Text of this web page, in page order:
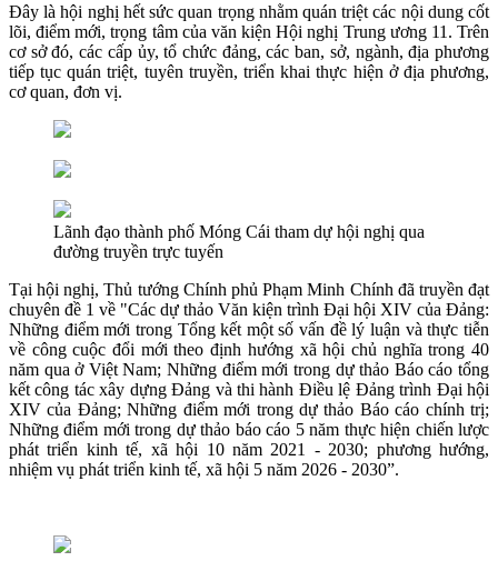
Đây là hội nghị hết sức quan trọng nhằm quán triệt các nội dung cốt
lõi, điểm mới, trọng tâm của văn kiện Hội nghị Trung ương 11. Trên
cơ sở đó, các cấp ủy, tổ chức đảng, các ban, sở, ngành, địa phương
tiếp tục quán triệt, tuyên truyền, triển khai thực hiện ở địa phương,
cơ quan, đơn vị.
Lãnh đạo thành phố Móng Cái tham dự hội nghị qua
đường truyền trực tuyến
Tại hội nghị, Thủ tướng Chính phủ Phạm Minh Chính đã truyền đạt
chuyên đề 1 về "Các dự thảo Văn kiện trình Đại hội XIV của Đảng:
Những điểm mới trong Tổng kết một số vấn đề lý luận và thực tiễn
về công cuộc đổi mới theo định hướng xã hội chủ nghĩa trong 40
năm qua ở Việt Nam; Những điểm mới trong dự thảo Báo cáo tổng
kết công tác xây dựng Đảng và thi hành Điều lệ Đảng trình Đại hội
XIV của Đảng; Những điểm mới trong dự thảo Báo cáo chính trị;
Những điểm mới trong dự thảo báo cáo 5 năm thực hiện chiến lược
phát triển kinh tế, xã hội 10 năm 2021 - 2030; phương hướng,
nhiệm vụ phát triển kinh tế, xã hội 5 năm 2026 - 2030”.